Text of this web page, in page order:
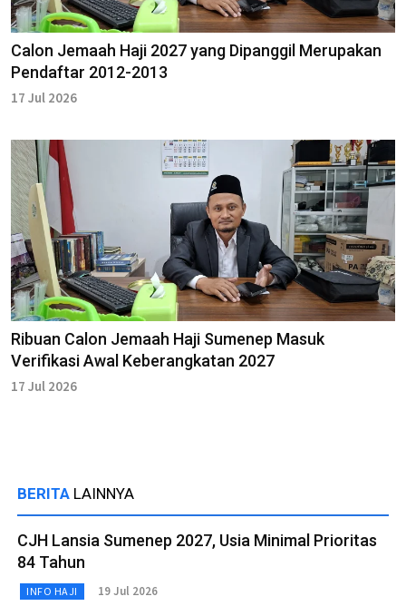
Calon Jemaah Haji 2027 yang Dipanggil Merupakan
Pendaftar 2012-2013
17 Jul 2026
Ribuan Calon Jemaah Haji Sumenep Masuk
Verifikasi Awal Keberangkatan 2027
17 Jul 2026
BERITA LAINNYA
CJH Lansia Sumenep 2027, Usia Minimal Prioritas
84 Tahun
INFO HAJI 19 Jul 2026